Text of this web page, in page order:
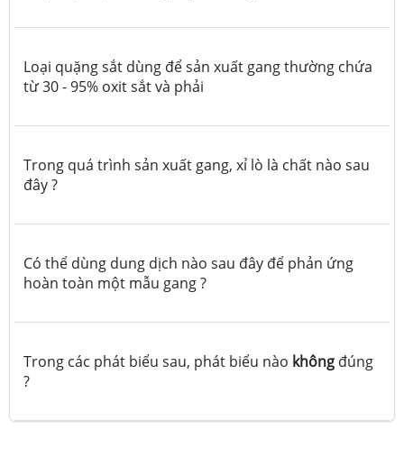
Loại quặng sắt dùng để sản xuất gang thường chứa
từ 30 - 95% oxit sắt và phải
Trong quá trình sản xuất gang, xỉ lò là chất nào sau
đây ?
Có thể dùng dung dịch nào sau đây để phản ứng
hoàn toàn một mẫu gang ?
Trong các phát biểu sau, phát biểu nào không đúng
?